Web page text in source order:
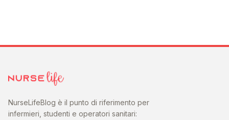
NurseLifeBlog è il punto di riferimento per
infermieri, studenti e operatori sanitari: